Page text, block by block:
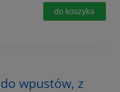
do koszyka
do wpustów, z